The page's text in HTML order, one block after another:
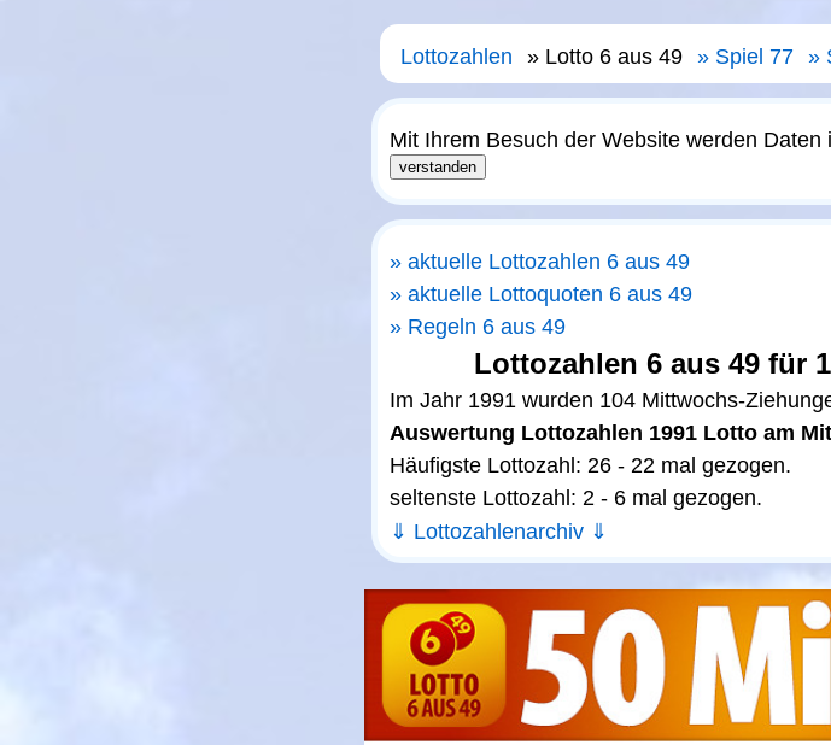
Lottozahlen Lotto 6 aus 49 Spiel 77
Mit Ihrem Besuch der Website werden
aktuelle Lottozahlen 6 aus 49
aktuelle Lottoquoten 6 aus 49
Regeln 6 aus 49
Lottozahlen 6 aus 49 für
Im Jahr 1991 wurden 104 Mittwochs-
Auswertung Lottozahlen 1991 Lotto am
Häufigste Lottozahl: 26 - 22 mal gezogen.
seltenste Lottozahl: 2 - 6 mal gezogen.
⇓ Lottozahlenarchiv ⇓